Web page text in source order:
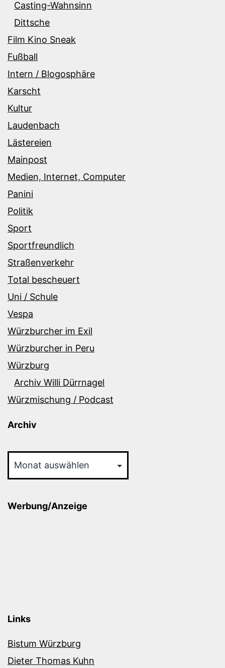
Casting-Wahnsinn
Dittsche
Film Kino Sneak
Fußball
Intern / Blogosphäre
Karscht
Kultur
Laudenbach
Lästereien
Mainpost
Medien, Internet, Computer
Panini
Politik
Sport
Sportfreundlich
Straßenverkehr
Total bescheuert
Uni / Schule
Vespa
Würzburcher im Exil
Würzburcher in Peru
Würzburg
Archiv Willi Dürrnagel
Würzmischung / Podcast
Archiv
Werbung/Anzeige
Links
Bistum Würzburg
Dieter Thomas Kuhn